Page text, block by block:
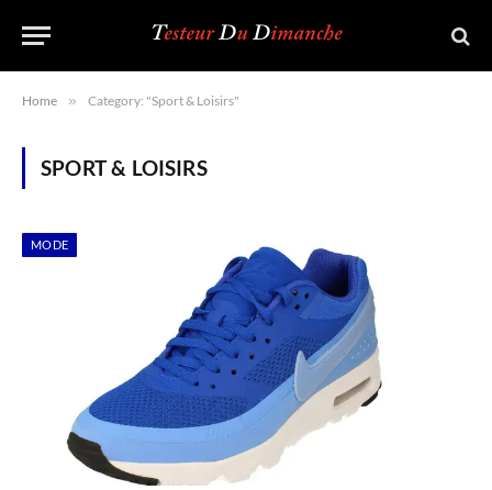
Home » Category: "Sport & Loisirs"
SPORT & LOISIRS
MODE